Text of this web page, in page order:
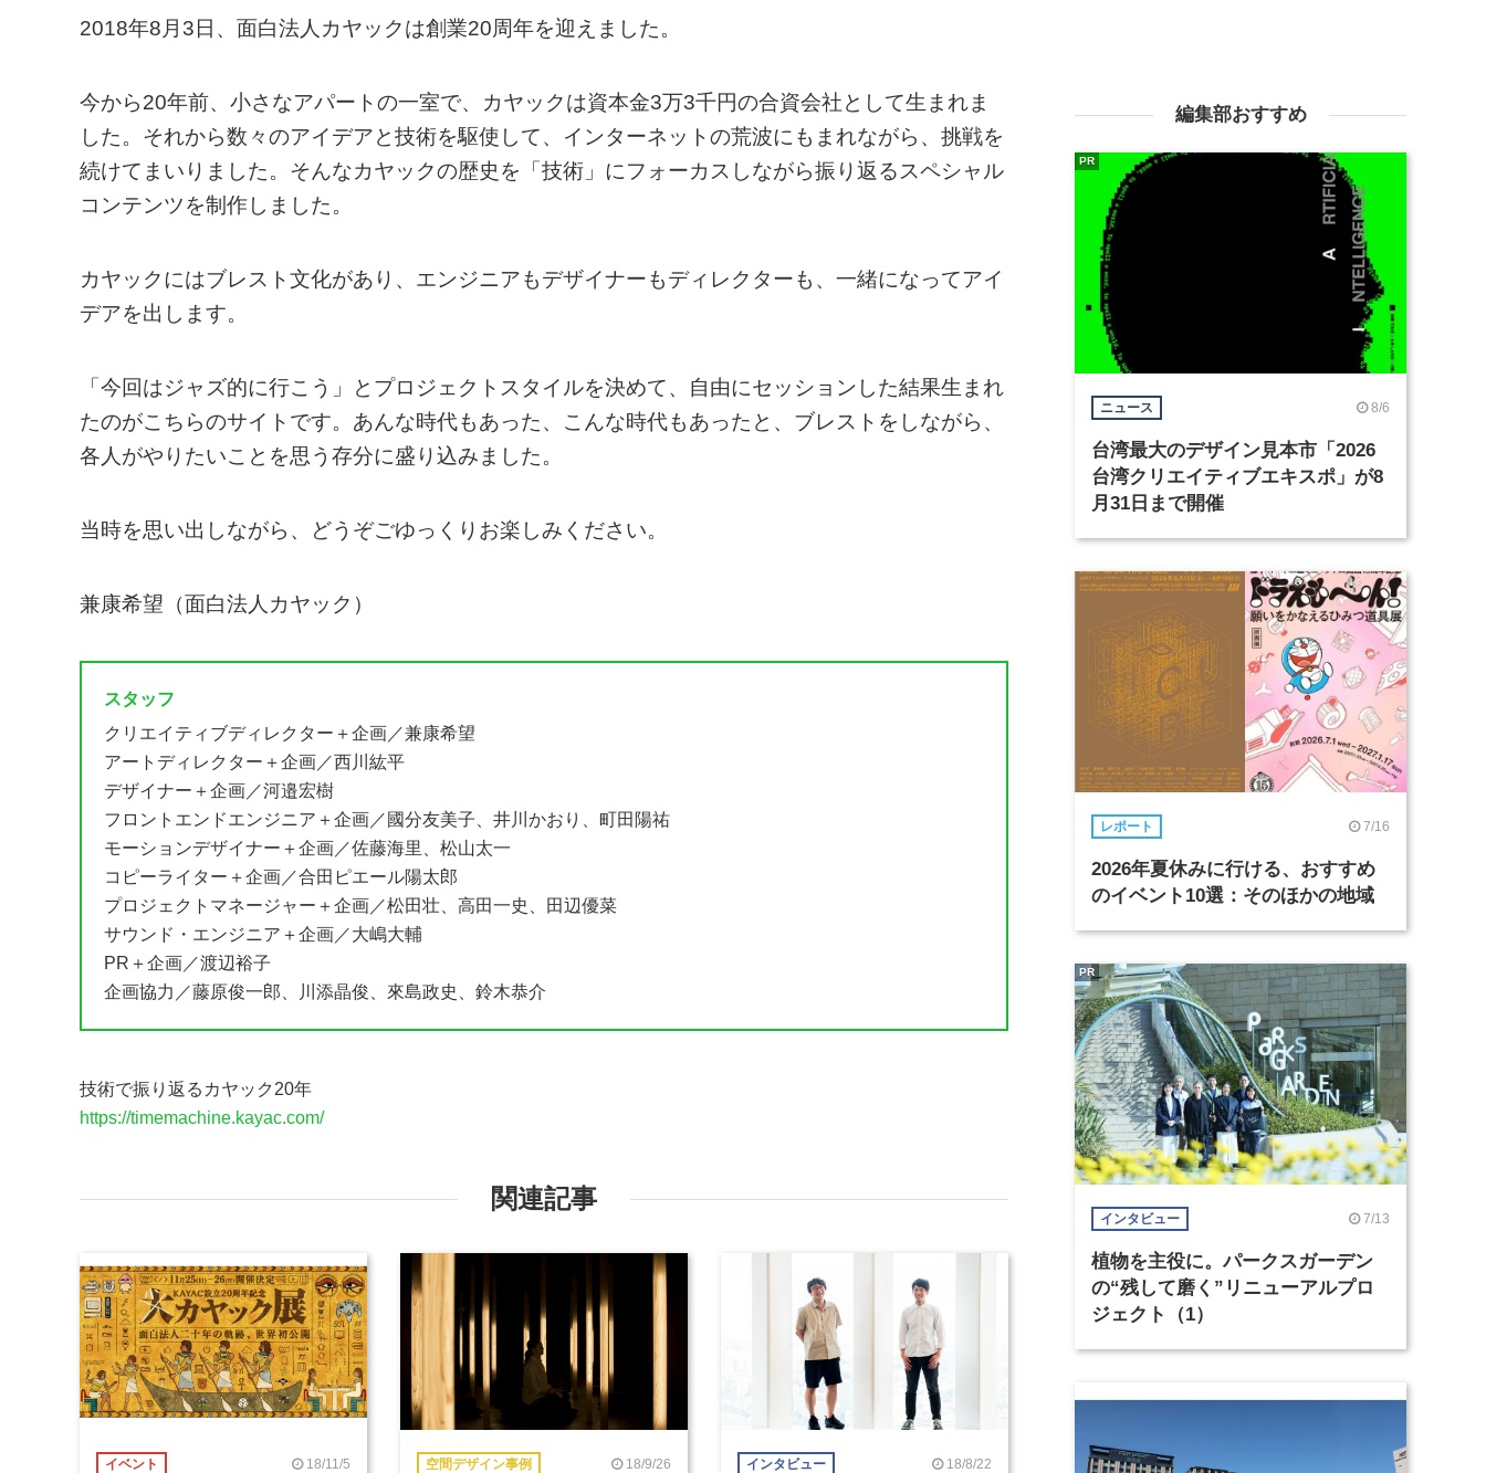
2018年8月3日、面白法人カヤックは創業20周年を迎えました。
今から20年前、小さなアパートの一室で、カヤックは資本金3万3千円の合資会社として生まれま
した。それから数々のアイデアと技術を駆使して、インターネットの荒波にもまれながら、挑戦を
続けてまいりました。そんなカヤックの歴史を「技術」にフォーカスしながら振り返るスペシャル
コンテンツを制作しました。
カヤックにはブレスト文化があり、エンジニアもデザイナーもディレクターも、一緒になってアイ
デアを出します。
「今回はジャズ的に行こう」とプロジェクトスタイルを決めて、自由にセッションした結果生まれ
たのがこちらのサイトです。あんな時代もあった、こんな時代もあったと、ブレストをしながら、
各人がやりたいことを思う存分に盛り込みました。
当時を思い出しながら、どうぞごゆっくりお楽しみください。
兼康希望（面白法人カヤック）
スタッフ
クリエイティブディレクター＋企画／兼康希望
アートディレクター＋企画／西川紘平
デザイナー＋企画／河邉宏樹
フロントエンドエンジニア＋企画／國分友美子、井川かおり、町田陽祐
モーションデザイナー＋企画／佐藤海里、松山太一
コピーライター＋企画／合田ピエール陽太郎
プロジェクトマネージャー＋企画／松田壮、高田一史、田辺優菜
サウンド・エンジニア＋企画／大嶋大輔
PR＋企画／渡辺裕子
企画協力／藤原俊一郎、川添晶俊、來島政史、鈴木恭介
技術で振り返るカヤック20年
https://timemachine.kayac.com/
関連記事
イベント 18/11/5 空間デザイン事例 18/9/26 インタビュー 18/8/22
編集部おすすめ
ニュース 8/6
台湾最大のデザイン見本市「2026
台湾クリエイティブエキスポ」が8
月31日まで開催
PR
レポート 7/16
2026年夏休みに行ける、おすすめ
のイベント10選：そのほかの地域
インタビュー 7/13
植物を主役に。パークスガーデン
の“残して磨く”リニューアルプロ
ジェクト（1）
PR